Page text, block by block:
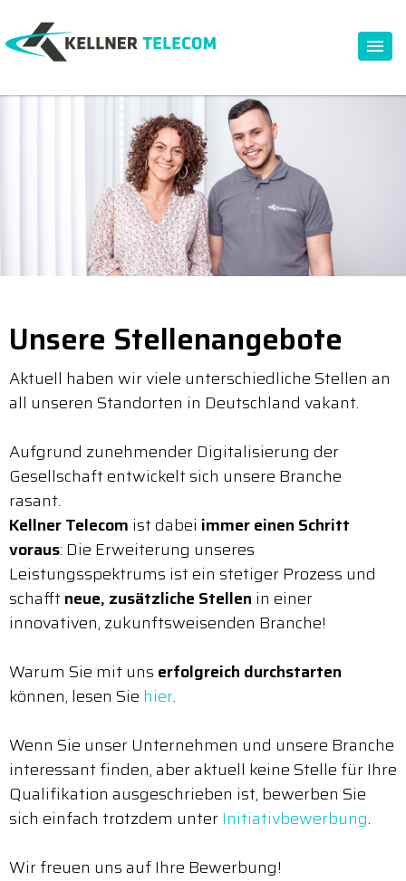
Unsere Stellenangebote
Aktuell haben wir viele unterschiedliche Stellen an
all unseren Standorten in Deutschland vakant.
Aufgrund zunehmender Digitalisierung der
Gesellschaft entwickelt sich unsere Branche
rasant.
Kellner Telecom ist dabei immer einen Schritt
voraus: Die Erweiterung unseres
Leistungsspektrums ist ein stetiger Prozess und
schafftneue, zusätzliche Stellen in einer
innovativen, zukunftsweisenden Branche!
Warum Sie mit uns erfolgreich durchstarten
können, lesen Sie hier.
Wenn Sie unser Unternehmen und unsere Branche
interessant finden, aber aktuell keine Stelle für Ihre
Qualifikation ausgeschrieben ist, bewerben Sie
sich einfach trotzdem unterInitiativbewerbung.
Wir freuen uns auf Ihre Bewerbung!